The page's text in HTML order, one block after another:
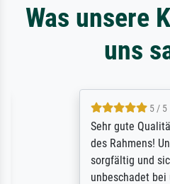
Was unsere
uns
5 / 5
Sehr gute Qualität des
des Rahmens! Unser
sorgfältig und sicher
unbeschadet bei uns